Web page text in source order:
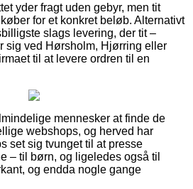
yder fragt uden gebyr, men tit
for et konkret beløb. Alternativt
slags levering, der tit –
sig ved Hørsholm, Hjørring eller
til at levere ordren til en
mennesker at finde de
webshops, og herved har
set sig tvunget til at presse
– til børn, og ligeledes også til
og endda nogle gange